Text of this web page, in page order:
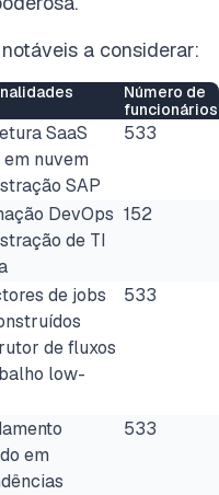
a considerar:
Número de
funcionários
SaaS
nuvem
SAP
533
DevOps
de TI
152
de jobs
de fluxos
low-
533
em
533